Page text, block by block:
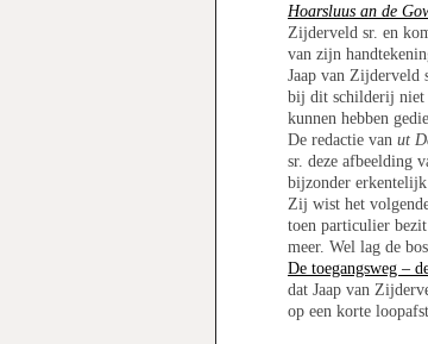
Hoarsluus an de
Zijderveld sr. en
van zijn
Jaap van Zijderveld
bij dit schilderij niet
kunnen hebben
De redactie van ut
sr. deze afbeelding
bijzonder erkentelijk
Zij wist het
toen particulier
meer. Wel lag de
De toegangsweg –
dat Jaap van
op een korte